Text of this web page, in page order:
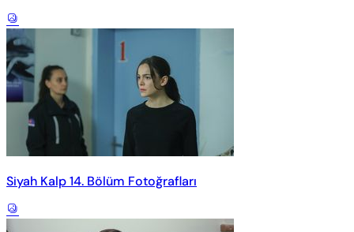
Siyah Kalp 14. Bölüm Fotoğrafları